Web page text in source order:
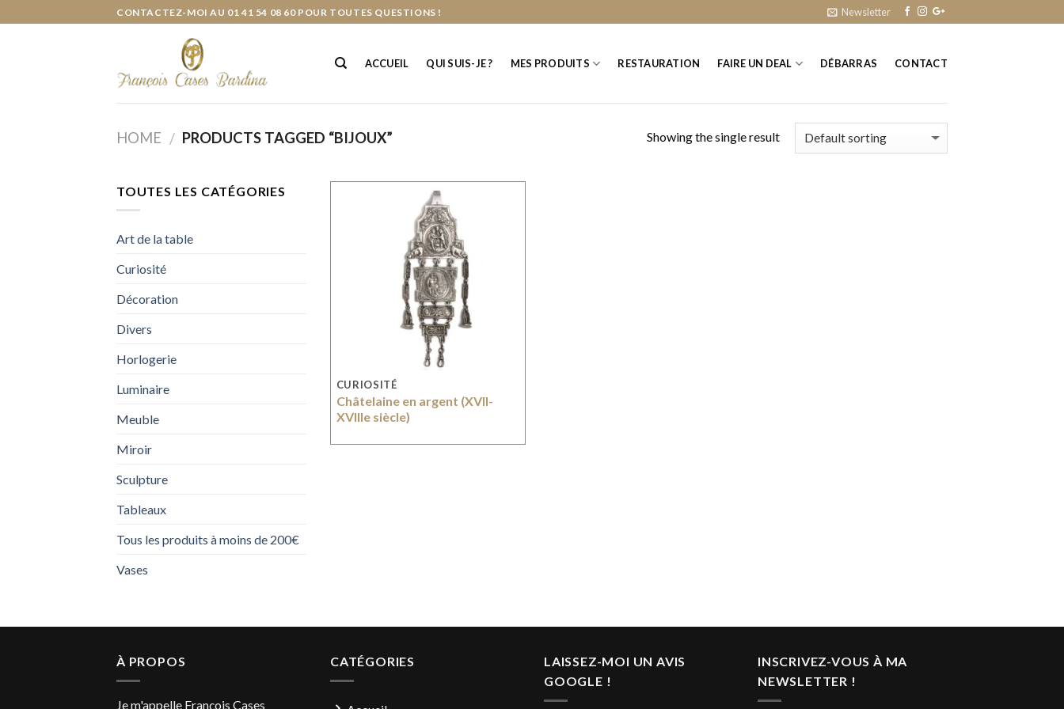
CONTACTEZ-MOI AU 01 41 54 08 60 POUR TOUTES QUESTIONS ! Newsletter
ACCUEIL QUI SUIS-JE ? MES PRODUITS RESTAURATION FAIRE UN DEAL DÉBARRAS CONTACT
HOME / PRODUCTS TAGGED “BIJOUX” Showing the single result
TOUTES LES CATÉGORIES
Art de la table
Curiosité
Décoration
Divers
Horlogerie
Luminaire
Meuble
Miroir
Sculpture
Tableaux
Tous les produits à moins de 200€
Vases
CURIOSITÉ
Châtelaine en argent (XVII-
XVIIIe siècle)
À PROPOS
Je m'appelle François Cases
CATÉGORIES
LAISSEZ-MOI UN AVIS
GOOGLE !
INSCRIVEZ-VOUS À MA
NEWSLETTER !